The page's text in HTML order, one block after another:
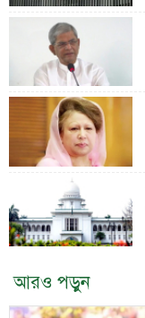
আরও পড়ুন